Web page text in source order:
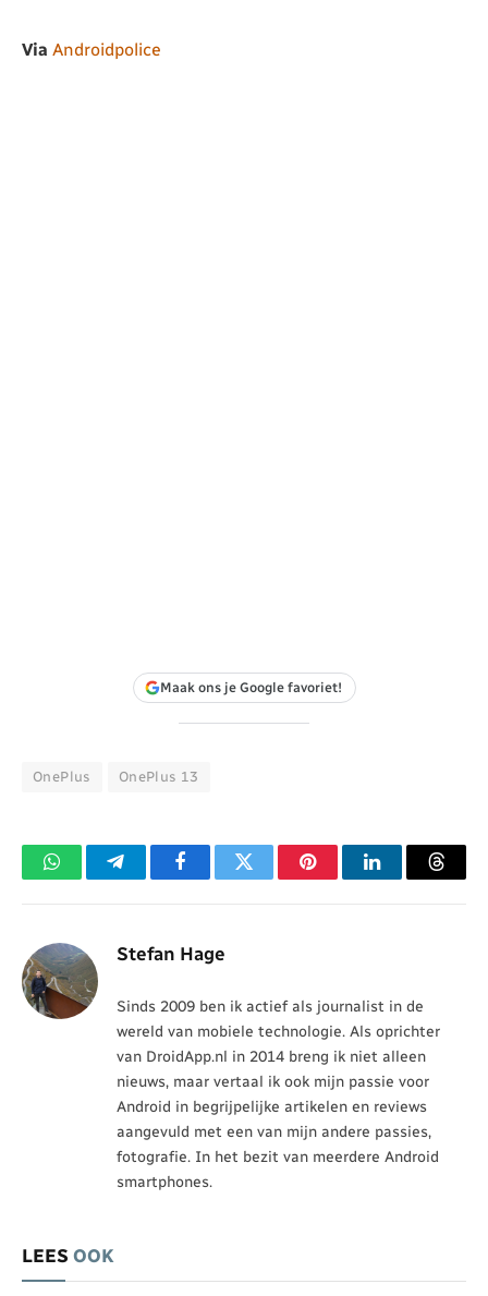
Via Androidpolice
Maak ons je Google favoriet!
OnePlus OnePlus 13
WhatsAppTelegramFacebookTwitter PinterestLinkedIn
Stefan Hage
Sinds 2009 ben ik actief als journalist in de
wereld van mobiele technologie. Als oprichter
van DroidApp.nl in 2014 breng ik niet alleen
nieuws, maar vertaal ik ook mijn passie voor
Android in begrijpelijke artikelen en reviews
aangevuld met een van mijn andere passies,
fotografie. In het bezit van meerdere Android
smartphones.
LEES OOK